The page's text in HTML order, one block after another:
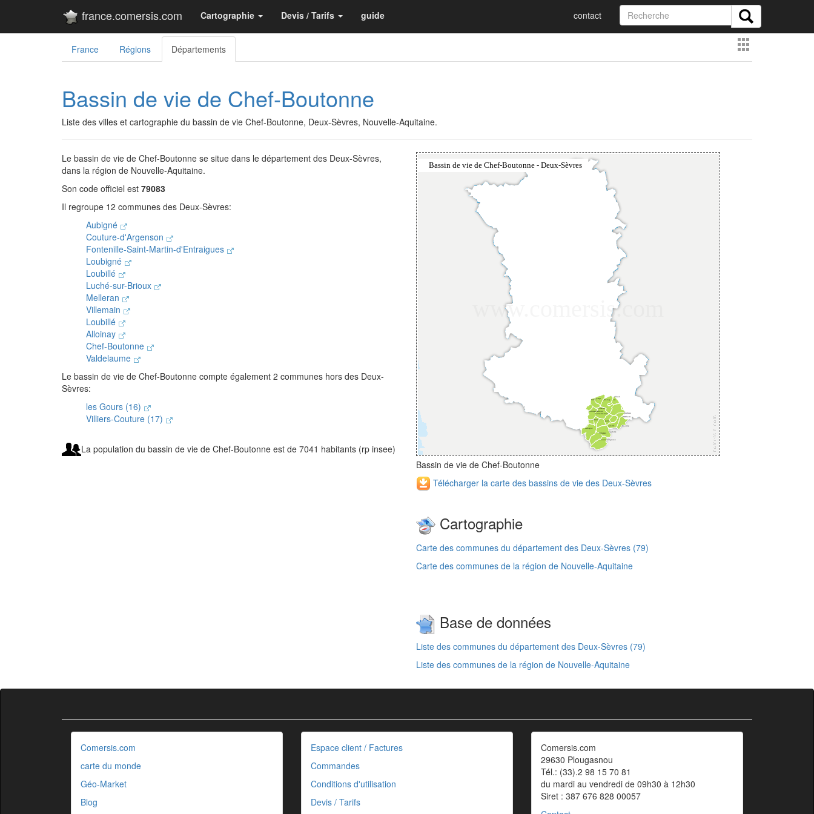
france.comersis.com Cartographie Devis / Tarifs guide contact
France Régions Départements
Bassin de vie de Chef-Boutonne
Liste des villes et cartographie du bassin de vie Chef-Boutonne, Deux-Sèvres, Nouvelle-Aquitaine.
Le bassin de vie de Chef-Boutonne se situe dans le département des Deux-Sèvres,
dans la région de Nouvelle-Aquitaine.
Son code officiel est 79083
Il regroupe 12 communes des Deux-Sèvres:
Aubigné
Couture-d'Argenson
Fontenille-Saint-Martin-d'Entraigues
Loubigné
Loubillé
Luché-sur-Brioux
Melleran
Villemain
Loubillé
Alloinay
Chef-Boutonne
Valdelaume
Le bassin de vie de Chef-Boutonne compte également 2 communes hors des Deux-
Sèvres:
les Gours (16)
Villiers-Couture (17)
La population du bassin de vie de Chef-Boutonne est de 7041 habitants (rp insee)
Bassin de vie de Chef-Boutonne
Télécharger la carte des bassins de vie des Deux-Sèvres
Cartographie
Carte des communes du département des Deux-Sèvres (79)
Carte des communes de la région de Nouvelle-Aquitaine
Base de données
Liste des communes du département des Deux-Sèvres (79)
Liste des communes de la région de Nouvelle-Aquitaine
Comersis.com
carte du monde
Géo-Market
Blog
Espace client / Factures
Commandes
Conditions d'utilisation
Devis / Tarifs
Comersis.com
29630 Plougasnou
Tél.: (33).2 98 15 70 81
du mardi au vendredi de 09h30 à 12h30
Siret : 387 676 828 00057